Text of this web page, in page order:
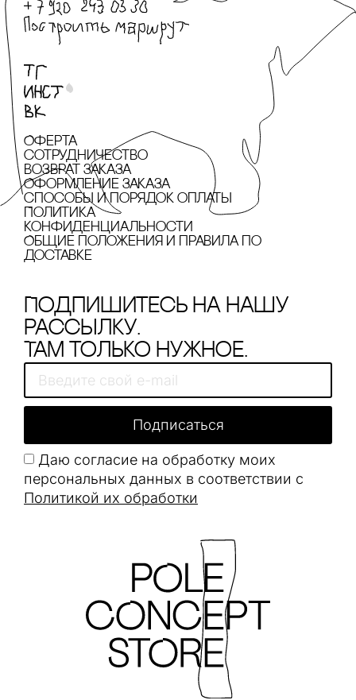
Оферта
сотрудничество
Возврат заказа
Оформление заказа
cпособы и порядок оплаты
Политика
конфиденциальности
Общие положения и правила по
доставке
Подпишитесь на нашу
рассылку.
Там только нужное.
Даю согласие на обработку моих
персональных данных в соответствии с
Политикой их обработки
Подписаться